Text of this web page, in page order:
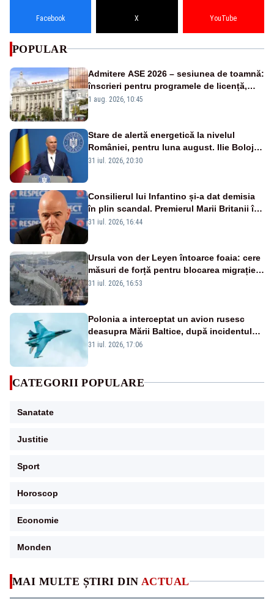
MAI MULTE ȘTIRI DIN ACTUAL
Facebook X YouTube
POPULAR
Admitere ASE 2026 – sesiunea de toamnă:
înscrieri pentru programele de licență,
masterat și doctorat
1 aug. 2026, 10:45
Stare de alertă energetică la nivelul
României, pentru luna august. Ilie Bolojan
a anunțat importuri și posibile restricții –
31 iul. 2026, 20:30
Consilierul lui Infantino și-a dat demisia
în plin scandal. Premierul Marii Britanii îl
atacă pe Gianni Infantino: „Este omul
31 iul. 2026, 16:44
Ursula von der Leyen întoarce foaia: cere
măsuri de forță pentru blocarea migrației
din Ceuta.
31 iul. 2026, 16:53
Polonia a interceptat un avion rusesc
deasupra Mării Baltice, după incidentul
cu racheta rusească
31 iul. 2026, 17:06
CATEGORII POPULARE
Sanatate
Justitie
Sport
Horoscop
Economie
Monden